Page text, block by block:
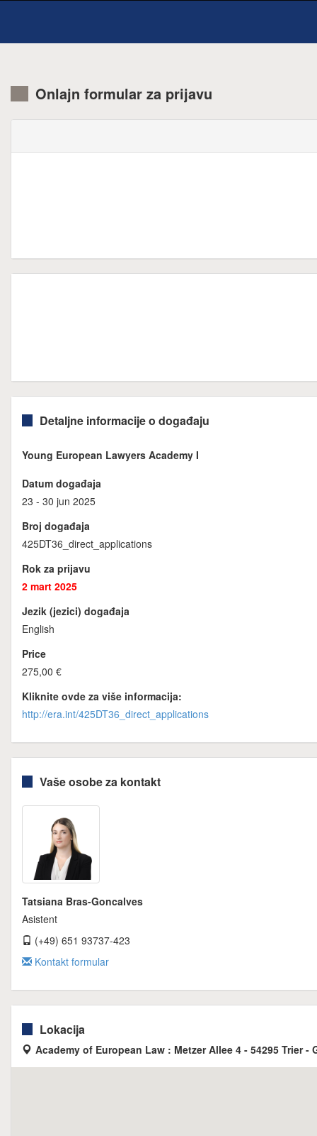
Onlajn formular za prijavu
Detaljne informacije o događaju
Young European Lawyers Academy I
Datum događaja
23 - 30 jun 2025
Broj događaja
425DT36_direct_applications
Rok za prijavu
2 mart 2025
Jezik (jezici) događaja
English
Price
275,00 €
Kliknite ovde za više informacija:
http://era.int/425DT36_direct_applications
Vaše osobe za kontakt
Tatsiana Bras-Goncalves
Asistent
(+49) 651 93737-423
Kontakt formular
Lokacija
Academy of European Law : Metzer Allee 4 - 54295 Trier -